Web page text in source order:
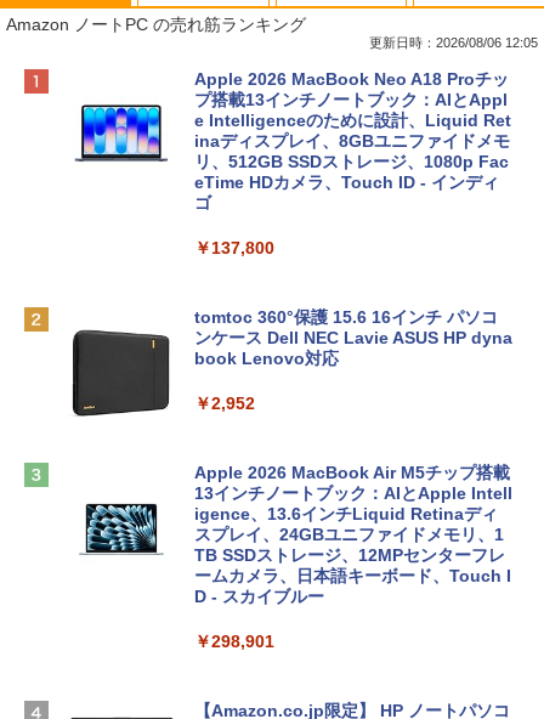
Amazon ノートPC の売れ筋ランキング
更新日時：2026/08/06 12:05
Apple 2026 MacBook Neo A18 Proチッ
プ搭載13インチノートブック：AIとAppl
e Intelligenceのために設計、Liquid Ret
inaディスプレイ、8GBユニファイドメモ
リ、512GB SSDストレージ、1080p Fac
eTime HDカメラ、Touch ID - インディ
ゴ
￥137,800
tomtoc 360°保護 15.6 16インチ パソコ
ンケース Dell NEC Lavie ASUS HP dyna
book Lenovo対応
￥2,952
Apple 2026 MacBook Air M5チップ搭載
13インチノートブック：AIとApple Intell
igence、13.6インチLiquid Retinaディ
スプレイ、24GBユニファイドメモリ、1
TB SSDストレージ、12MPセンターフレ
ームカメラ、日本語キーボード、Touch I
D - スカイブルー
￥298,901
【Amazon.co.jp限定】 HP ノートパソコ